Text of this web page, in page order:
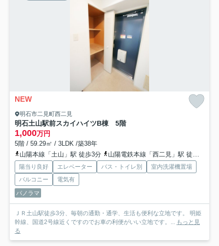
NEW
明石市二見町西二見
明石土山駅前スカイハイツB棟 5階
1,000万円
5階 / 59.29㎡ / 3LDK /築38年
山陽本線「土山」駅 徒歩3分
山陽電鉄本線「西二見」駅 徒歩25分
陽当り良好 エレベーター バス・トイレ別
室内洗濯機置場
バルコニー
電気有
パノラマ
ＪＲ土山駅徒歩3分、毎朝の通勤・通学、生活も便利な立地です。 明姫
幹線、国道2号線近くですのでお車の利便がいい立地です。... もっと見
る